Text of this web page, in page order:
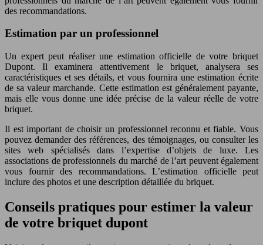
des recommandations.
Estimation par un professionnel
Un expert peut réaliser une estimation officielle de votre briquet
Dupont. Il examinera attentivement le briquet, analysera ses
caractéristiques et ses détails, et vous fournira une estimation écrite
de sa valeur marchande. Cette estimation est généralement payante,
mais elle vous donne une idée précise de la valeur réelle de votre
briquet.
Il est important de choisir un professionnel reconnu et fiable. Vous
pouvez demander des références, des témoignages, ou consulter les
sites web spécialisés dans l’expertise d’objets de luxe. Les
associations de professionnels du marché de l’art peuvent également
vous fournir des recommandations. L’estimation officielle peut
inclure des photos et une description détaillée du briquet.
Conseils pratiques pour estimer la valeur
de votre briquet dupont